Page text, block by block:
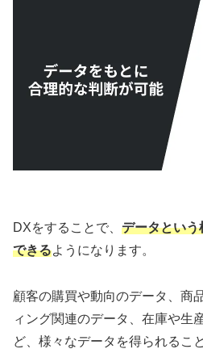
DXをすることで、 データという
できるようになります。
顧客の購買や動向のデータ、商
ィング関連のデータ、在庫や生
ど、様々なデータを得られるこ